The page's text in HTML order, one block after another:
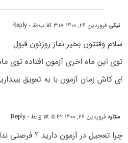
نیکی فروردین ۲۶, ۱۴۰۰ at ۳:۱۸ ب٫ظ - Reply
سلام وقتتون بخیر نماز روزتون قبول
توی این ماه اخری آزمون افتاده توی
ای کاش زمان آزمون با به تعویق
ستاره فروردین ۲۶, ۱۴۰۰ at ۵:۴۲ ق٫ظ - Reply
چرا تعجیل در آزمون دارید ؟ فرصتی